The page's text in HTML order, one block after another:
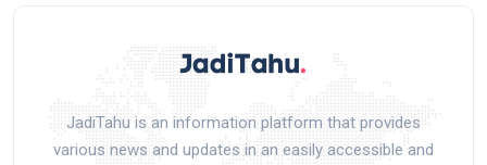
JadiTahu is an information platform that provides
various news and updates in an easily accessible and